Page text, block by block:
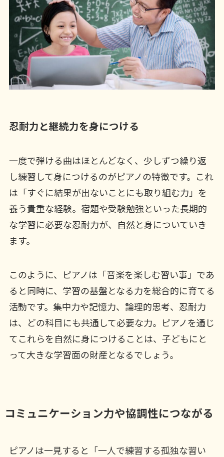
忍耐力と継続力を身につける
一度で弾ける曲はほとんどなく、少しずつ繰り返
し練習して身につけるのがピアノの特徴です。これ
は「すぐに結果が出ないことにも取り組む力」を
養う貴重な経験。宿題や受験勉強といった長期的
な学習に必要な忍耐力が、自然と身についていき
ます。
このように、ピアノは「音楽を楽しむ習い事」であ
ると同時に、学習の基盤となる力を総合的に育てる
活動です。集中力や記憶力、論理的思考、忍耐力
は、どの科目にも共通して必要な力。ピアノを通じ
てこれらを自然に身につけることは、子どもにと
って大きな学習面の財産となるでしょう。
コミュニケーション力や協調性につながる
ピアノは一見すると「一人で練習する孤独な習い